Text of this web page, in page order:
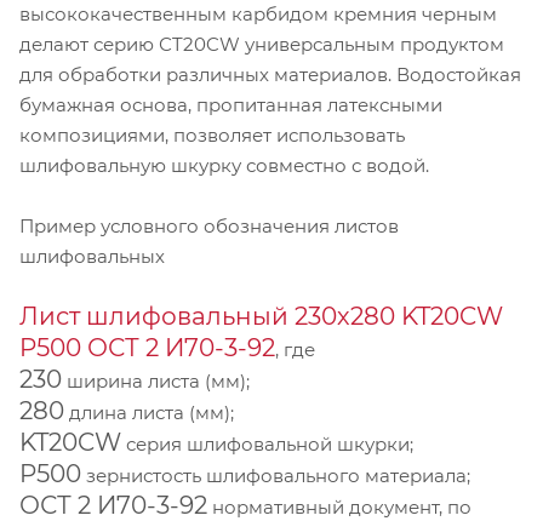
высококачественным карбидом кремния черным
делают серию СT20CW универсальным продуктом
для обработки различных материалов. Водостойкая
бумажная основа, пропитанная латексными
композициями, позволяет использовать
шлифовальную шкурку совместно с водой.
Пример условного обозначения листов
шлифовальных
Лист шлифовальный 230х280 KT20CW
P500 ОСТ 2 И70-3-92, где
230 ширина листа (мм);
280 длина листа (мм);
KT20CW серия шлифовальной шкурки;
P500 зернистость шлифовального материала;
ОСТ 2 И70-3-92 нормативный документ, по